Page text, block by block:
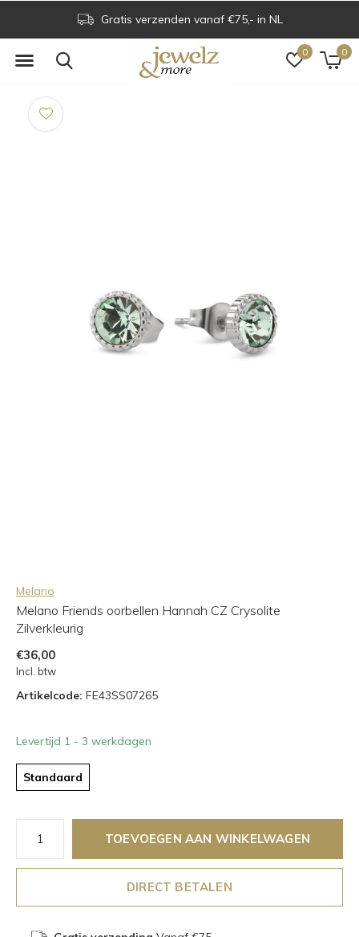
0 0
Gratis verzenden vanaf €75,- in NL
Melano
Melano Friends oorbellen Hannah CZ Crysolite
Zilverkleurig
€36,00
Incl. btw
Artikelcode: FE43SS07265
Levertijd 1 - 3 werkdagen
Standaard
TOEVOEGEN AAN WINKELWAGEN
DIRECT BETALEN